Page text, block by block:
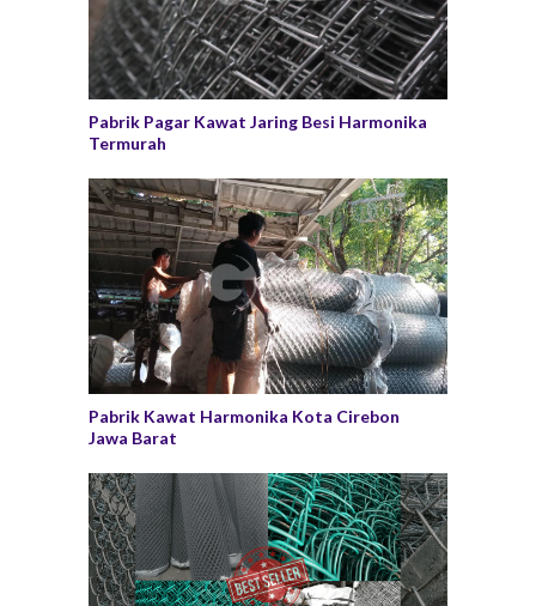
Pabrik Pagar Kawat Jaring Besi Harmonika
Termurah
Pabrik Kawat Harmonika Kota Cirebon
Jawa Barat